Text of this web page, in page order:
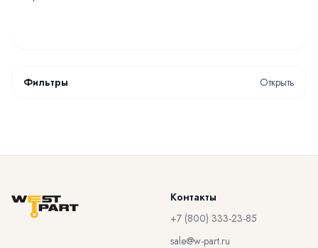
Фильтры Открыть
Контакты
+7 (800) 333-23-85
sale@w-part.ru